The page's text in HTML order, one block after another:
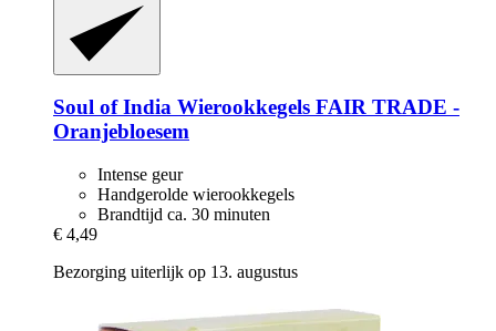
Soul of India Wierookkegels FAIR TRADE -​
Oranjebloesem
Intense geur
Handgerolde wierookkegels
Brandtijd ca. 30 minuten
€ 4,49
Bezorging uiterlijk op 13. augustus